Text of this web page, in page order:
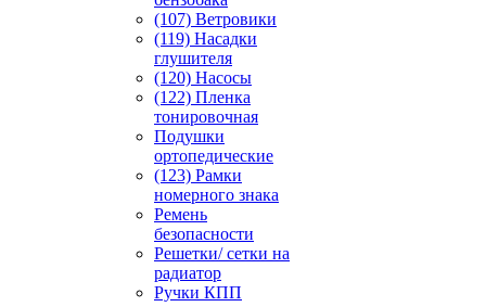
(107) Ветровики
(119) Насадки
глушителя
(120) Насосы
(122) Пленка
тонировочная
Подушки
ортопедические
(123) Рамки
номерного знака
Ремень
безопасности
Решетки/ сетки на
радиатор
Ручки КПП